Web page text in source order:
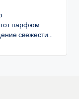
парфюм
свежести...